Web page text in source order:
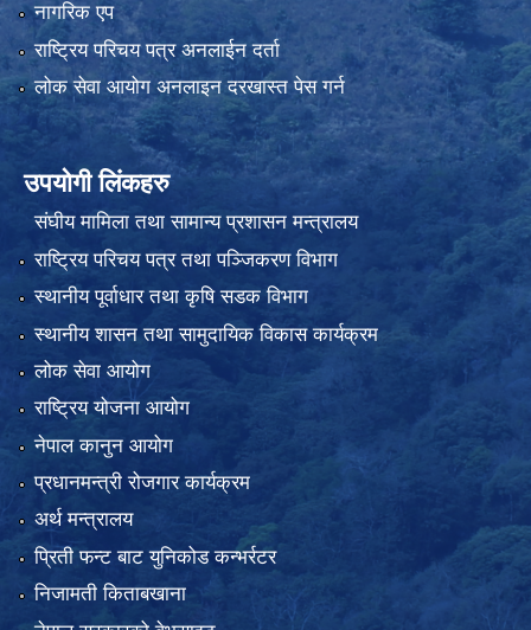
नागरिक एप
राष्ट्रिय परिचय पत्र अनलाईन दर्ता
लोक सेवा आयोग अनलाइन दरखास्त पेस गर्न
उपयोगी लिंकहरु
संघीय मामिला तथा सामान्य प्रशासन मन्त्रालय
राष्ट्रिय परिचय पत्र तथा पञ्जिकरण विभाग
स्थानीय पूर्वाधार तथा कृषि सडक विभाग
स्थानीय शासन तथा सामुदायिक विकास कार्यक्रम
लोक सेवा आयोग
राष्ट्रिय योजना आयोग
नेपाल कानुन आयोग
प्रधानमन्त्री रोजगार कार्यक्रम
अर्थ मन्त्रालय
प्रिती फन्ट बाट युनिकोड कन्भर्रटर
निजामती किताबखाना